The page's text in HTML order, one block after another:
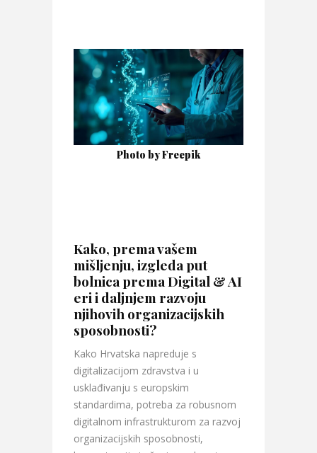
Photo by Freepik
Kako, prema vašem
mišljenju, izgleda put
bolnica prema Digital & AI
eri i daljnjem razvoju
njihovih organizacijskih
sposobnosti?
Kako Hrvatska napreduje s
digitalizacijom zdravstva i u
usklađivanju s europskim
standardima, potreba za robusnom
digitalnom infrastrukturom za razvoj
organizacijskih sposobnosti,